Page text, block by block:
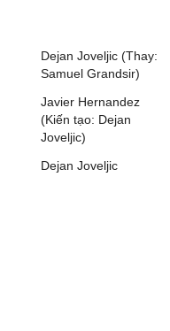
Dejan Joveljic (Thay:
Samuel Grandsir)
Javier Hernandez
(Kiến tạo: Dejan
Joveljic)
Dejan Joveljic